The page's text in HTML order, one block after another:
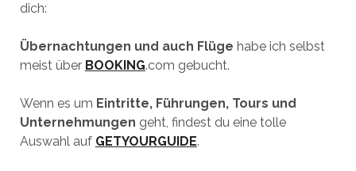
dich:
Übernachtungen und auch Flüge habe ich selbst
meist über BOOKING.com gebucht.
Wenn es um Eintritte, Führungen, Tours und
Unternehmungen geht, findest du eine tolle
Auswahl auf GETYOURGUIDE.